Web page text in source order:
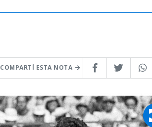
COMPARTÍ ESTA NOTA